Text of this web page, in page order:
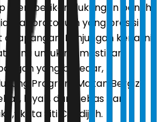
memberikan dukungan penuh
laboratorium yang presisi
lapangan. Kunjungan kerja ini
kami untuk memastikan
yang beredar,
Program Makan Bergizi
layak, dan bebas dari
kata Siti Chadijah.